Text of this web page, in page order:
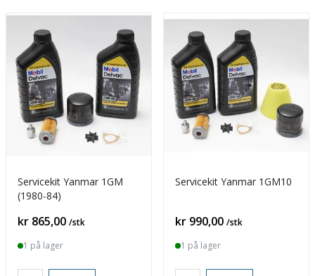
Servicekit Yanmar 1GM
(1980-84)
Pris
kr 865,00 /stk
1 på lager
Servicekit Yanmar 1GM10
Pris
kr 990,00 /stk
1 på lager